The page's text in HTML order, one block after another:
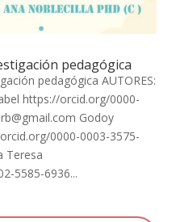
pedagógica
pedagógica AUTORES:
https://orcid.org/0000-
Godoy
0000-0003-3575-
Teresa
5585-6936...